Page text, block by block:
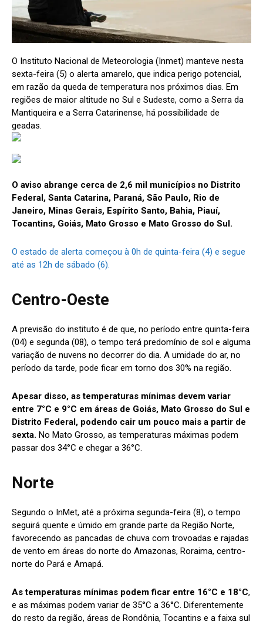
O Instituto Nacional de Meteorologia (Inmet) manteve nesta
sexta-feira (5) o alerta amarelo, que indica perigo potencial,
em razão da queda de temperatura nos próximos dias. Em
regiões de maior altitude no Sul e Sudeste, como a Serra da
Mantiqueira e a Serra Catarinense, há possibilidade de
geadas.
O aviso abrange cerca de 2,6 mil municípios no Distrito
Federal, Santa Catarina, Paraná, São Paulo, Rio de
Janeiro, Minas Gerais, Espírito Santo, Bahia, Piauí,
Tocantins, Goiás, Mato Grosso e Mato Grosso do Sul.
O estado de alerta começou à 0h de quinta-feira (4) e segue
até as 12h de sábado (6).
Centro-Oeste
A previsão do instituto é de que, no período entre quinta-feira
(04) e segunda (08), o tempo terá predomínio de sol e alguma
variação de nuvens no decorrer do dia. A umidade do ar, no
período da tarde, pode ficar em torno dos 30% na região.
Apesar disso, as temperaturas mínimas devem variar
entre 7°C e 9°C em áreas de Goiás, Mato Grosso do Sul e
Distrito Federal, podendo cair um pouco mais a partir de
sexta. No Mato Grosso, as temperaturas máximas podem
passar dos 34°C e chegar a 36°C.
Norte
Segundo o InMet, até a próxima segunda-feira (8), o tempo
seguirá quente e úmido em grande parte da Região Norte,
favorecendo as pancadas de chuva com trovoadas e rajadas
de vento em áreas do norte do Amazonas, Roraima, centro-
norte do Pará e Amapá.
As temperaturas mínimas podem ficar entre 16°C e 18°C,
e as máximas podem variar de 35°C a 36°C. Diferentemente
do resto da região, áreas de Rondônia, Tocantins e a faixa sul